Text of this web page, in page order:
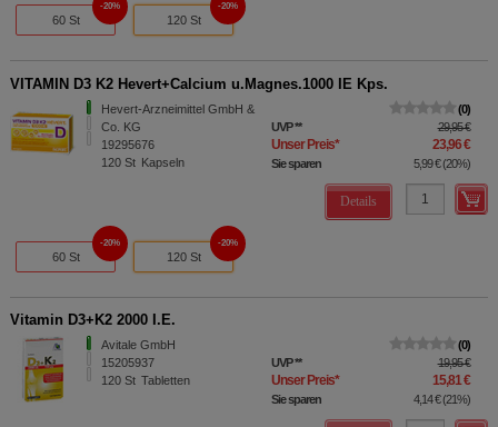
60 St
20%
120 St
20%
VITAMIN D3 K2 Hevert+Calcium u.Magnes.1000 IE Kps.
Hevert-Arzneimittel GmbH &
Co. KG
19295676
120 St Kapseln
0
UVP** 29,95 €
Unser Preis* 23,96 €
Sie sparen 5,99 €(20%)
Details
60 St
20%
120 St
20%
Vitamin D3+K2 2000 I.E.
Avitale GmbH
15205937
120 St Tabletten
0
UVP** 19,95 €
Unser Preis* 15,81 €
Sie sparen 4,14 €(21%)